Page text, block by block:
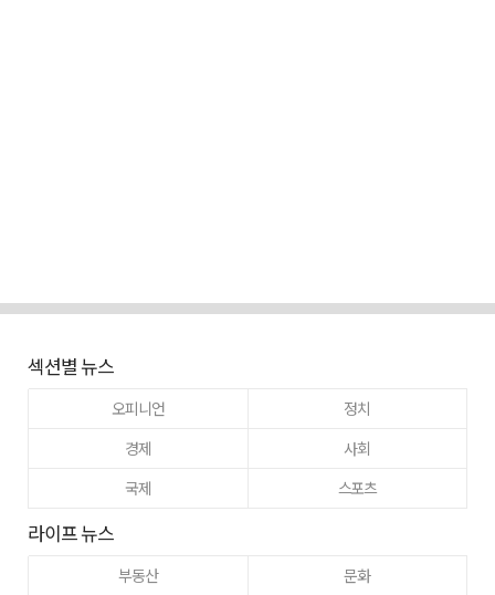
섹션별 뉴스
오피니언
정치
경제
사회
국제
스포츠
라이프 뉴스
부동산 문화